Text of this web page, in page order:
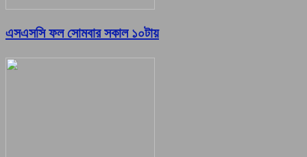
এসএসসি ফল সোমবার সকাল ১০টায়